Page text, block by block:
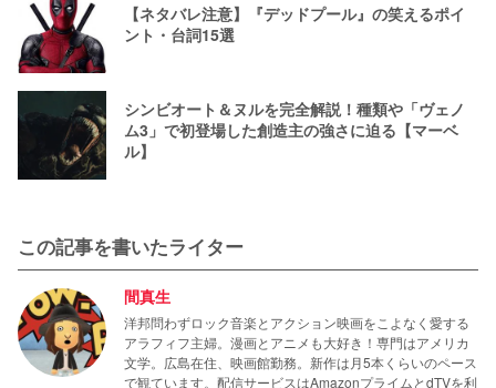
【ネタバレ注意】『デッドプール』の笑えるポイ
ント・台詞15選
シンビオート＆ヌルを完全解説！種類や「ヴェノ
ム3」で初登場した創造主の強さに迫る【マーベ
ル】
この記事を書いたライター
間真生
洋邦問わずロック音楽とアクション映画をこよなく愛する
アラフィフ主婦。漫画とアニメも大好き！専門はアメリカ
文学。広島在住、映画館勤務。新作は月5本くらいのペース
で観ています。配信サービスはAmazonプライムとdTVを利